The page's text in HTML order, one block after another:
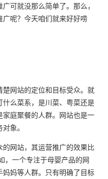
广可就没那么简单了。那么，
呢？今天咱们就来好好唠
网站的定位和目标受众。就
么菜系，是川菜、粤菜还是
庭聚餐的人群。网站也是一
象。
网站，其运营推广的效果比
，一个专注于母婴产品的网
妈等人群。只有明确了目标